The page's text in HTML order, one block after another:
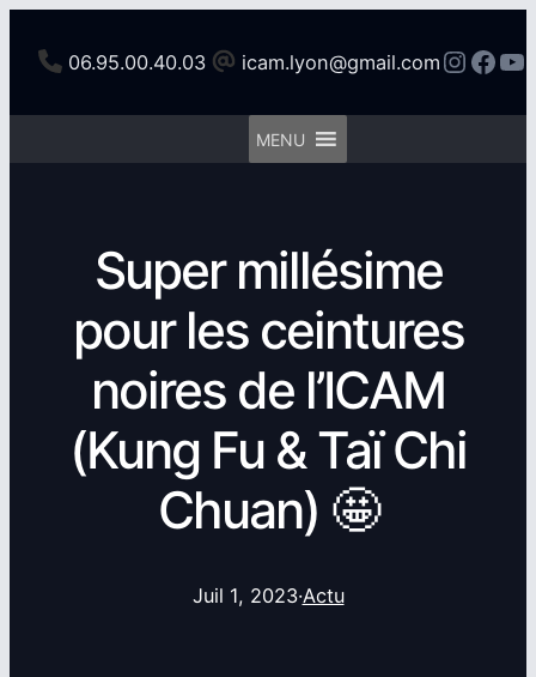
06.95.00.40.03 icam.lyon@gmail.com
MENU
Super millésime
pour les ceintures
noires de l’ICAM
(Kung Fu & Taï Chi
Chuan) 🤩
Juil 1, 2023·Actu